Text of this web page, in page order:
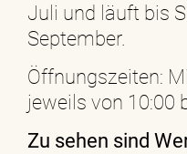
Juli und läuft bis
September.
Öffnungszeiten:
jeweils von 10:00
Zu sehen sind